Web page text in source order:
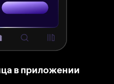
в приложении